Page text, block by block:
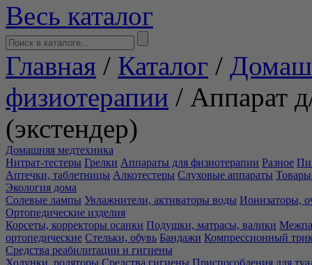
Весь каталог
Главная / Каталог /
физиотерапии / Аппарат
(экстендер)
Домашняя медтехника
Нитрат-тестеры Грелки Аппараты для физиотерапии Разное
Аптечки, таблетницы Алкотестеры Слуховые аппараты Товары
Экология дома
Солевые лампы Увлажнители, активаторы воды Ионизаторы,
Ортопедические изделия
Корсеты, корректоры осанки Подушки, матрасы, валики
ортопедические Стельки, обувь Бандажи Компрессионный
Средства реабилитации и гигиены
Ходунки, роляторы Средства гигиены Приспособления для